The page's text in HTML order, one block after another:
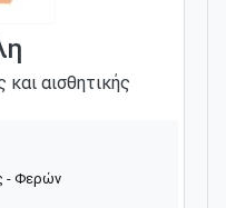
αισθητικής
- Φερών